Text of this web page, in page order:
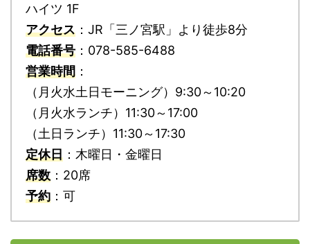
ハイツ 1F
アクセス ：JR「三ノ宮駅」より徒歩8分
電話番号 ：078-585-6488
営業時間 ：
（月火水土日モーニング）9:30～10:20
（月火水ランチ）11:30～17:00
（土日ランチ）11:30～17:30
定休日 ：木曜日・金曜日
席数 ：20席
予約 ：可